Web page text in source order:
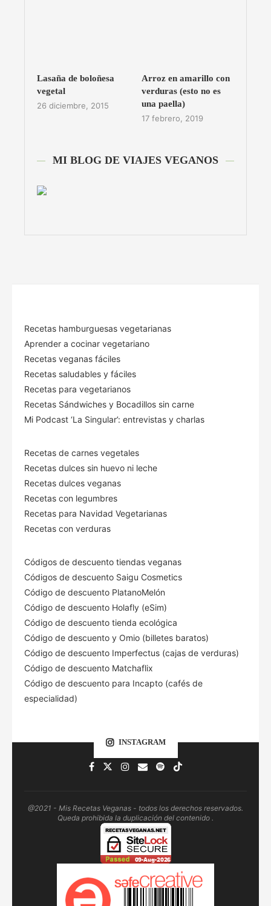
Lasaña de boloñesa
vegetal
26 diciembre, 2015
Arroz en amarillo con
verduras (esto no es
una paella)
17 febrero, 2019
MI BLOG DE VIAJES VEGANOS
Recetas hamburguesas vegetarianas
Aprender a cocinar vegetariano
Recetas veganas fáciles
Recetas saludables y fáciles
Recetas para vegetarianos
Recetas Sándwiches y Bocadillos sin carne
Mi Podcast ‘La Singular’: entrevistas y charlas
Recetas de carnes vegetales
Recetas dulces sin huevo ni leche
Recetas dulces veganas
Recetas con legumbres
Recetas para Navidad Vegetarianas
Recetas con verduras
Códigos de descuento tiendas veganas
Códigos de descuento Saigu Cosmetics
Código de descuento PlatanoMelón
Código de descuento Holafly (eSim)
Código de descuento tienda ecológica
Código de descuento y Omio (billetes baratos)
Código de descuento Imperfectus (cajas de verduras)
Código de descuento Matchaflix
Código de descuento para Incapto (cafés de
especialidad)
INSTAGRAM
@2021 - Mis Recetas Veganas - todos los derechos reservados.
Queda prohibida la duplicación del contenido .